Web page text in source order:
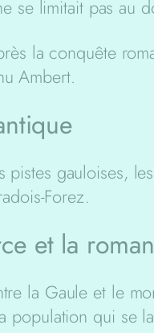
se limitait pas au
la conquête
Ambert.
pistes gauloises,
Forez.
et la
la Gaule et le
population qui se